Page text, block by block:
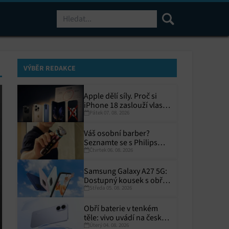
VÝBĚR REDAKCE
Apple dělí síly. Proč si
iPhone 18 zaslouží vlastní
termín?
Pátek 07. 08. 2026
Váš osobní barber?
Seznamte se s Philips
i9000 Prestige Ultra
Čtvrtek 06. 08. 2026
Samsung Galaxy A27 5G:
Dostupný kousek s obřím
displejem
Středa 05. 08. 2026
Obří baterie v tenkém
těle: vivo uvádí na český
trh V70 Lite 5G
Úterý 04. 08. 2026